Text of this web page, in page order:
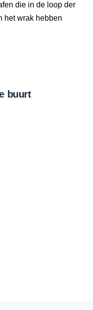
die in de loop der
het wrak hebben
buurt